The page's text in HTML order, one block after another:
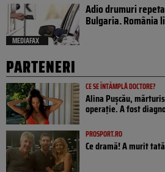
MEDIAFAX
Adio drumuri
Bulgaria. România
PARTENERI
CE SE ÎNTÂMPLĂ DOCTORE?
Alina Pușcău,
operație. A fost
PROSPORT.RO
Ce dramă! A murit